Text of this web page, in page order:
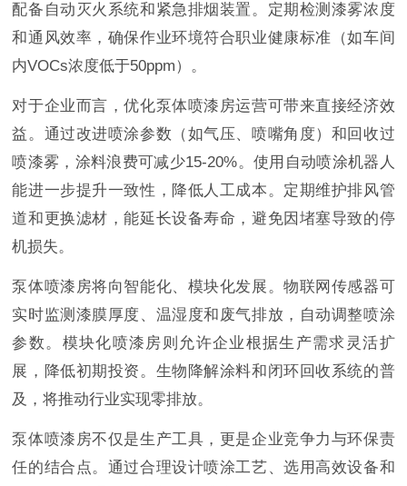
配备自动灭火系统和紧急排烟装置。定期检测漆雾浓度
和通风效率，确保作业环境符合职业健康标准（如车间
内VOCs浓度低于50ppm）。
对于企业而言，优化泵体喷漆房运营可带来直接经济效
益。通过改进喷涂参数（如气压、喷嘴角度）和回收过
喷漆雾，涂料浪费可减少15-20%。使用自动喷涂机器人
能进一步提升一致性，降低人工成本。定期维护排风管
道和更换滤材，能延长设备寿命，避免因堵塞导致的停
机损失。
泵体喷漆房将向智能化、模块化发展。物联网传感器可
实时监测漆膜厚度、温湿度和废气排放，自动调整喷涂
参数。模块化喷漆房则允许企业根据生产需求灵活扩
展，降低初期投资。生物降解涂料和闭环回收系统的普
及，将推动行业实现零排放。
泵体喷漆房不仅是生产工具，更是企业竞争力与环保责
任的结合点。通过合理设计喷涂工艺、选用高效设备和